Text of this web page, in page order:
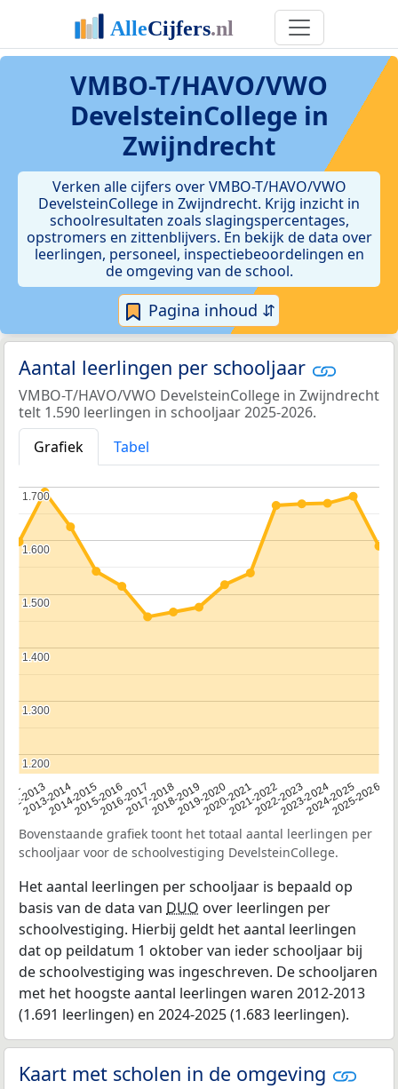
VMBO-T/HAVO/VWO
DevelsteinCollege in
Zwijndrecht
Verken alle cijfers over VMBO-T/HAVO/VWO
DevelsteinCollege in Zwijndrecht. Krijg inzicht in
schoolresultaten zoals slagingspercentages,
opstromers en zittenblijvers. En bekijk de data over
leerlingen, personeel, inspectiebeoordelingen en
de omgeving van de school.
Pagina inhoud ⇵
Aantal leerlingen per schooljaar
VMBO-T/HAVO/VWO DevelsteinCollege in Zwijndrecht
telt 1.590 leerlingen in schooljaar 2025-2026.
Grafiek
Tabel
2013
2013-20142014-20152015-20162016-20172017-20182018-20192019-20202020-20212021-20222022-20232023-20242024-2025
2025-2026
1.200
1.200
1.300
1.300
1.400
1.400
1.500
1.500
1.600
1.600
1.700
1.700
Bovenstaande grafiek toont het totaal aantal leerlingen per
schooljaar voor de schoolvestiging DevelsteinCollege.
Het aantal leerlingen per schooljaar is bepaald op
basis van de data van DUO over leerlingen per
schoolvestiging. Hierbij geldt het aantal leerlingen
dat op peildatum 1 oktober van ieder schooljaar bij
de schoolvestiging was ingeschreven. De schooljaren
met het hoogste aantal leerlingen waren 2012-2013
(1.691 leerlingen) en 2024-2025 (1.683 leerlingen).
Kaart met scholen in de omgeving